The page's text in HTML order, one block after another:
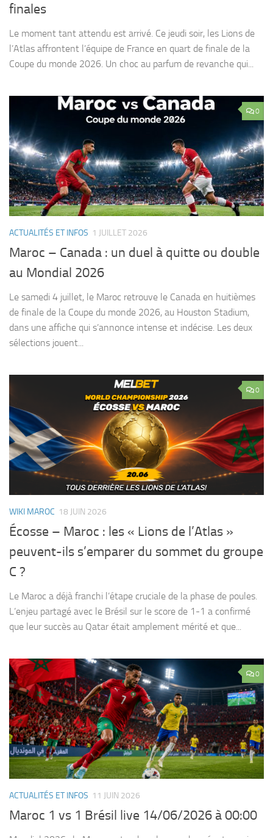
finales
Le moment tant attendu est arrivé. Ce jeudi soir, les Lions de
l’Atlas affrontent l’équipe de France en quart de finale de la
Coupe du monde 2026. Un choc au parfum de revanche qui...
0
ACTUALITÉS ET INFOS 1 JUILLET 2026
Maroc – Canada : un duel à quitte ou double
au Mondial 2026
Le samedi 4 juillet, le Maroc retrouve le Canada en huitièmes
de finale de la Coupe du monde 2026, au Houston Stadium,
dans une affiche qui s’annonce intense et indécise. Les deux
sélections jouent...
0
WIKI MAROC 18 JUIN 2026
Écosse – Maroc : les « Lions de l’Atlas »
peuvent-ils s’emparer du sommet du groupe
C ?
Le Maroc a déjà franchi l’étape cruciale de la phase de poules.
L’enjeu partagé avec le Brésil sur le score de 1-1 a confirmé
que leur succès au Qatar était amplement mérité et que...
0
ACTUALITÉS ET INFOS 11 JUIN 2026
Maroc 1 vs 1 Brésil live 14/06/2026 à 00:00